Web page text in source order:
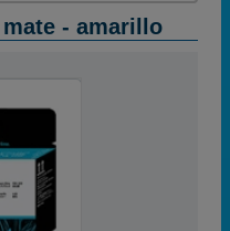
mate - amarillo